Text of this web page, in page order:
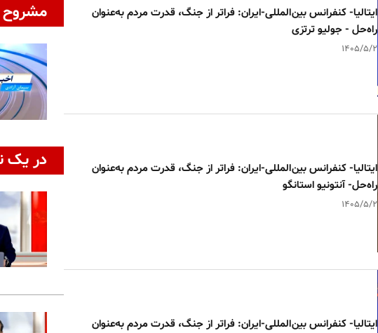
ایتالیا- کنفرانس بین‌المللی-ایران: فراتر از جنگ، قدرت مردم به‌عنوان
راه‌حل - جولیو ترتزی
۱۴۰۵/۵/۲
ایتالیا- کنفرانس بین‌المللی-ایران: فراتر از جنگ، قدرت مردم به‌عنوان
راه‌حل- آنتونیو استانگو
۱۴۰۵/۵/۲
ایتالیا- کنفرانس بین‌المللی-ایران: فراتر از جنگ، قدرت مردم به‌عنوان
مشروح
در یک